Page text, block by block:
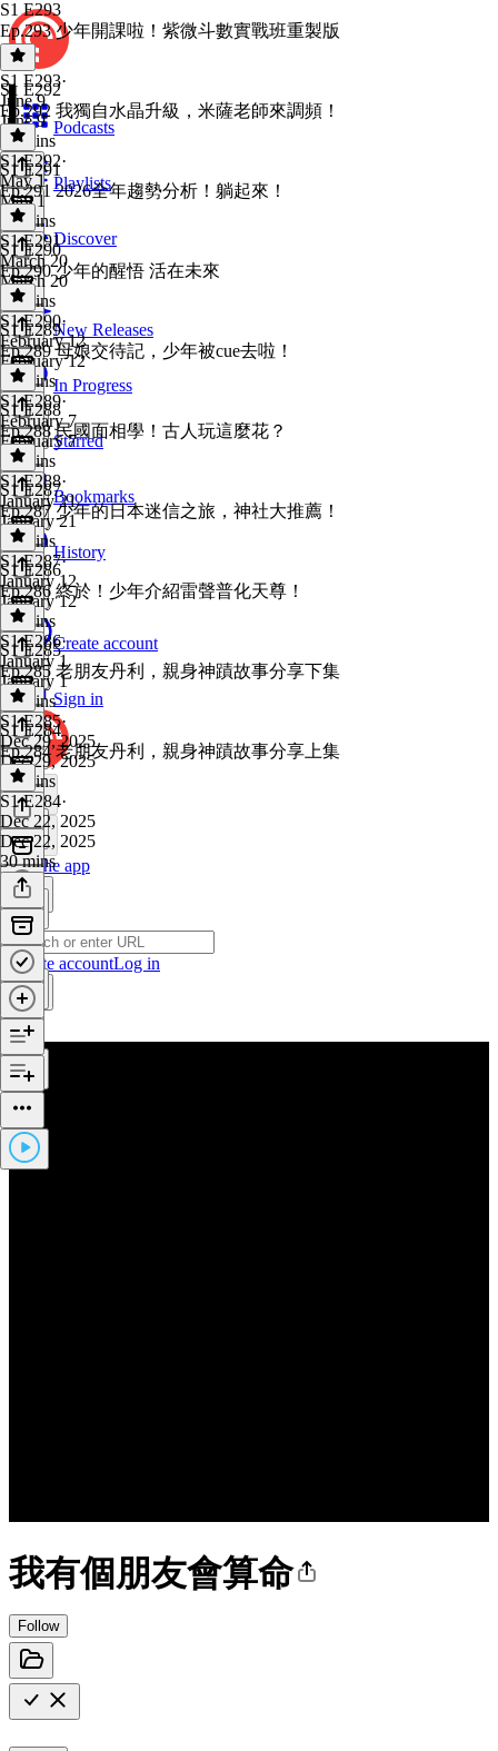
Podcasts
Playlists
Discover
New Releases
In Progress
Starred
Bookmarks
History
Create account
Sign in
Get the app
Create accountLog in
我有個朋友會算命
Follow
S1 E293
Ep.293 少年開課啦！紫微斗數實戰班重製版
S1 E293·
June 9
June 9
30 mins
S1 E292
Ep.292 我獨自水晶升級，米薩老師來調頻！
S1 E292·
May 1
May 1
32 mins
S1 E291
Ep.291 2026全年趨勢分析！躺起來！
S1 E291·
March 20
March 20
31 mins
S1 E290
Ep.290 少年的醒悟 活在未來
S1 E290·
February 12
February 12
31 mins
S1 E289
Ep.289 母娘交待記，少年被cue去啦！
S1 E289·
February 7
February 7
30 mins
S1 E288
Ep.288 民國面相學！古人玩這麼花？
S1 E288·
January 21
January 21
33 mins
S1 E287
Ep.287 少年的日本迷信之旅，神社大推薦！
S1 E287·
January 12
January 12
32 mins
S1 E286
Ep.286 終於！少年介紹雷聲普化天尊！
S1 E286·
January 1
January 1
35 mins
S1 E285
Ep.285 老朋友丹利，親身神蹟故事分享下集
S1 E285·
Dec 29, 2025
Dec 29, 2025
30 mins
S1 E284
Ep.284 老朋友丹利，親身神蹟故事分享上集
S1 E284·
Dec 22, 2025
Dec 22, 2025
30 mins